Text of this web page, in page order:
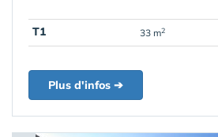
T1 33 m2
Plus d'infos ➔